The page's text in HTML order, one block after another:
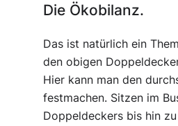
Die Ökobilanz.
Das ist natürlich ein
den obigen
Hier kann man den
festmachen. Sitzen im
Doppeldeckers bis hin